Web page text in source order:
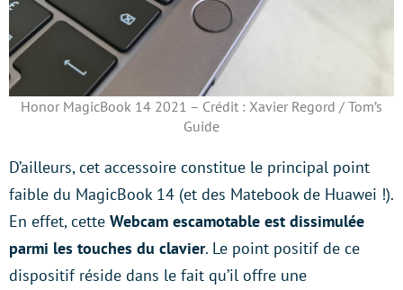
Honor MagicBook 14 2021 – Crédit : Xavier Regord / Tom’s
Guide
D’ailleurs, cet accessoire constitue le principal point
faible du MagicBook 14 (et des Matebook de Huawei !).
En effet, cette Webcam escamotable est dissimulée
parmi les touches du clavier. Le point positif de ce
dispositif réside dans le fait qu’il offre une